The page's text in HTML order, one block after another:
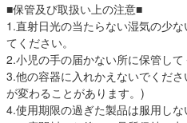
■保管及び取扱い上の注意■
1.直射日光の当たらない湿気の少
てください。
2.小児の手の届かない所に保管して
3.他の容器に入れかえないでくだ
が変わることがあります。)
4.使用期限の過ぎた製品は服用しな